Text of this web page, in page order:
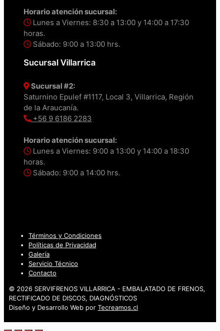
Horario atención sucursal:
Lunes a Viernes: 8:30 a 13:00 y 14:00 a 17:30
horas.
Sábado: 9:00 a 13:00 hrs.
Sucursal Villarrica
Sucursal #2:
Saturnino Epulef #1117, Local 3, Villarrica, Región
de la Araucanía.
+56 9 6186 2283
Horario atención sucursal:
Lunes a Viernes: 9:00 a 13:00 y 14:00 a 18:30
horas.
Sábado: 9:00 a 14:00 hrs.
Términos y Condiciones
Políticas de Privacidad
Galería
Servicio Técnico
Contacto
© 2026 SERVIFRENOS VILLARRICA - EMBALATADO DE FRENOS,
RECTIFICADO DE DISCOS, DIAGNÓSTICOS
Diseño y Desarrollo Web por Tecreamos.cl